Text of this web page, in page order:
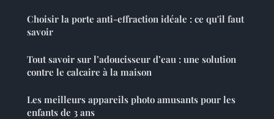
Choisir la porte anti-effraction idéale : ce qu'il faut
savoir
Tout savoir sur l’adoucisseur d’eau : une solution
contre le calcaire à la maison
Les meilleurs appareils photo amusants pour les
enfants de 3 ans